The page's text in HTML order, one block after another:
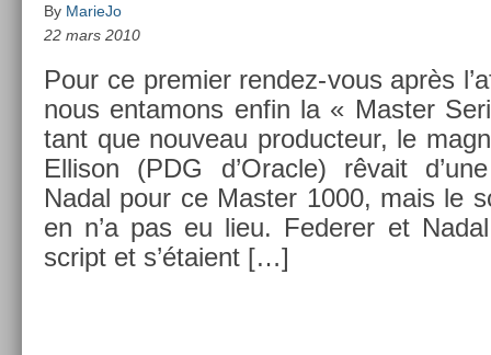
By MarieJo
22 mars 2010
Pour ce pre­mi­er rendez-vous après
nous en­tamons enfin la « Mast­er
tant que nouveau pro­duc­teur, le
El­lison (PDG d’Orac­le) rêvait
Nadal pour ce Mast­er 1000, mais le
en n’a pas eu lieu. Feder­er et
script et s’étaient […]